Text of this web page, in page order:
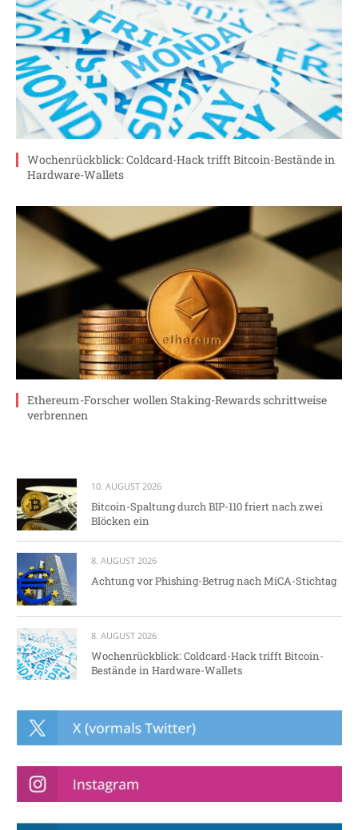
Wochenrückblick: Coldcard-Hack trifft Bitcoin-Bestände in
Hardware-Wallets
Ethereum-Forscher wollen Staking-Rewards schrittweise
verbrennen
10. AUGUST 2026
Bitcoin-Spaltung durch BIP-110 friert nach zwei
Blöcken ein
8. AUGUST 2026
Achtung vor Phishing-Betrug nach MiCA-Stichtag
8. AUGUST 2026
Wochenrückblick: Coldcard-Hack trifft Bitcoin-
Bestände in Hardware-Wallets